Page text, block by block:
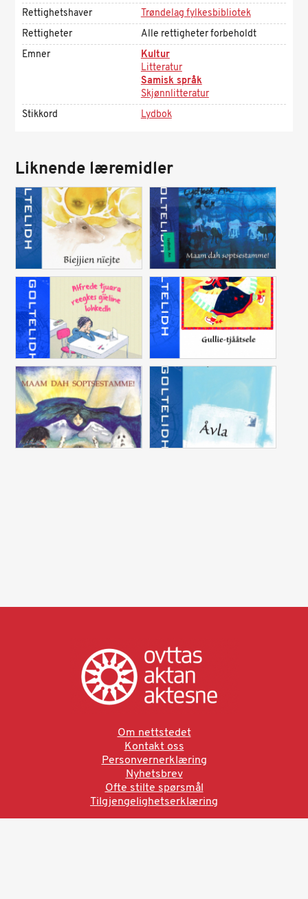
Rettighetshaver
Trøndelag fylkesbibliotek
Rettigheter
Alle rettigheter forbeholdt
Emner
Kultur
Litteratur
Samisk språk
Skjønnlitteratur
Stikkord
Lydbok
Liknende læremidler
Om nettstedet
Kontakt oss
Personvernerklæring
Nyhetsbrev
Ofte stilte spørsmål
Tilgjengelighetserklæring